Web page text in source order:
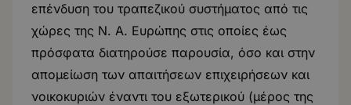
επένδυση του τραπεζικού συστήματος από τις
χώρες της Ν. Α. Ευρώπης στις οποίες έως
πρόσφατα διατηρούσε παρουσία, όσο και στην
απομείωση των απαιτήσεων επιχειρήσεων και
νοικοκυριών έναντι του εξωτερικού (μέρος της